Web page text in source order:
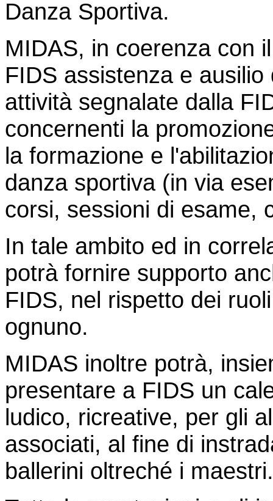
Danza Sportiva.
MIDAS, in coerenza con
FIDS assistenza e
attività segnalate dalla
concernenti la
la formazione e
danza sportiva (in via
corsi, sessioni di esame,
In tale ambito ed in
potrà fornire supporto
FIDS, nel rispetto dei
ognuno.
MIDAS inoltre potrà,
presentare a FIDS un
ludico, ricreative, per gli
associati, al fine di
ballerini oltreché i maestri.